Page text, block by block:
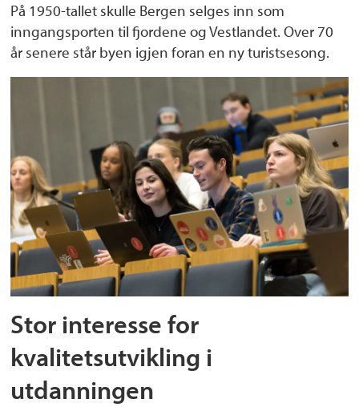
På 1950-tallet skulle Bergen selges inn som
inngangsporten til fjordene og Vestlandet. Over 70
år senere står byen igjen foran en ny turistsesong.
Stor interesse for
kvalitetsutvikling i
utdanningen